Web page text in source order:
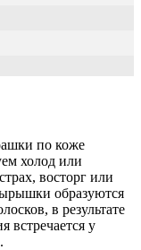
по коже
холод или
восторг или
образуются
в результате
встречается у